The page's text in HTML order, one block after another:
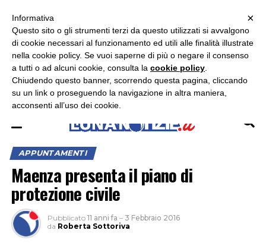
ASCOLTA RADIO LUNA
APPUNTAMENTI
Maenza presenta il piano di
protezione civile
Pubblicato 11 anni fa – 3 Febbraio 2016
da Roberta Sottoriva
×
×
Informativa
Questo sito o gli strumenti terzi da questo utilizzati si avvalgono
di cookie necessari al funzionamento ed utili alle finalità illustrate
nella cookie policy. Se vuoi saperne di più o negare il consenso
a tutti o ad alcuni cookie, consulta la cookie policy
Chiudendo questo banner, scorrendo questa pagina, cliccando
su un link o proseguendo la navigazione in altra maniera,
acconsenti all’uso dei cookie.